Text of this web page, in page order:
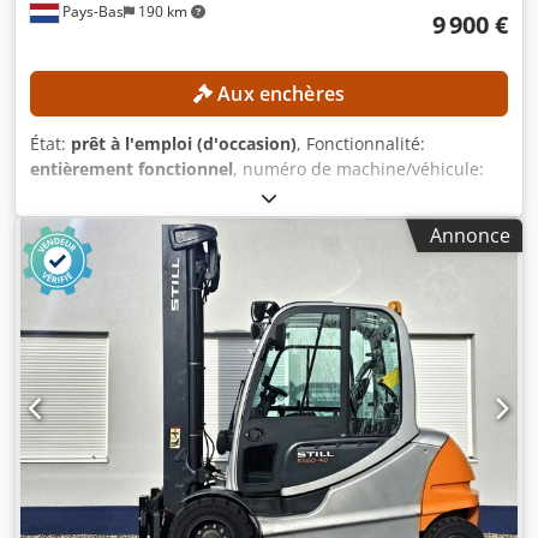
Pays-Bas 190 km 9 900 €
Aux enchères
État: prêt à l'emploi (d'occasion), Fonctionnalité:
entièrement fonctionnel, numéro de machine/véhicule:
, Année de construction:
fonctionnement:10 333 h, capacité de charge:5 000 kg,
hauteur de levage:3 700 mm
, type de carburant:
électrique
, type de mât:
2 390 mm
, CARACTÉRISTIQUES TECHNIQUES Capacité de
charge : 5 000 kg Hauteur de levée : 3 700 mm Hauteur de
passage : 2 580 mm Longueur des fourches : 2 390 mm
Largeur minimale des fourches : 410 mm Largeur
maximale des fourches : 1 300 mm CARACTÉRISTIQUES DE
LA MACHINE Cjdpfxozrmmlj Al Tjrf Nombre de roues : 4
Type de mât : Duplex Type de propulsion : Électrique
Heures de fonctionnement : 10 333 h Dimensions et poids
Dimensions (L x l x H) : 2 896 x 1 399 x 2 570 mm Poids à
vide : 7 025 kg Type de batterie : 6 PZS 930 Année de
Annonce